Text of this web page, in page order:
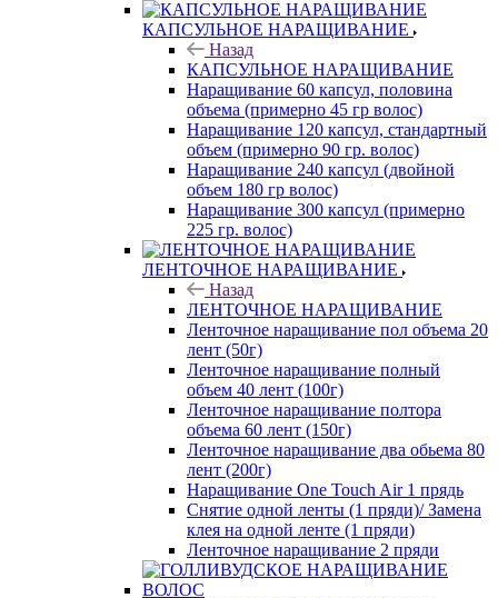
КАПСУЛЬНОЕ НАРАЩИВАНИЕ
Назад
КАПСУЛЬНОЕ НАРАЩИВАНИЕ
Наращивание 60 капсул, половина
объема (примерно 45 гр волос)
Наращивание 120 капсул, стандартный
объем (примерно 90 гр. волос)
Наращивание 240 капсул (двойной
объем 180 гр волос)
Наращивание 300 капсул (примерно
225 гр. волос)
ЛЕНТОЧНОЕ НАРАЩИВАНИЕ
Назад
ЛЕНТОЧНОЕ НАРАЩИВАНИЕ
Ленточное наращивание пол объема 20
лент (50г)
Ленточное наращивание полный
объем 40 лент (100г)
Ленточное наращивание полтора
объема 60 лент (150г)
Ленточное наращивание два обьема 80
лент (200г)
Наращивание One Touch Air 1 прядь
Снятие одной ленты (1 пряди)/ Замена
клея на одной ленте (1 пряди)
Ленточное наращивание 2 пряди